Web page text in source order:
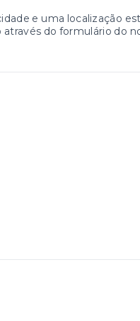
e uma localização
do formulário do